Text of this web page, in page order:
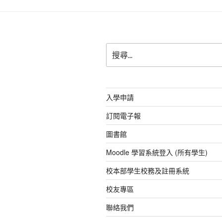
o p
尋
關
字:
入學申請
訂閱電子報
圖書館
Moodle 學習系統登入 (所有學生)
校本部學生校務及註冊系統
校友專區
聯絡我們